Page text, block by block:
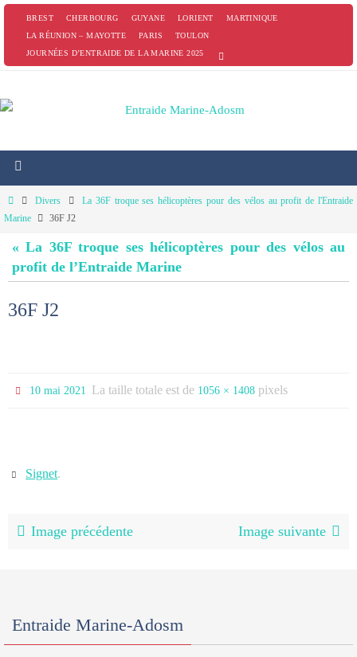
PasserBREST CHERBOURG GUYANE LORIENT
MARTINIQUE
LA RÉUNION – MAYOTTE
PARIS
TOULON
JOURNÉES D’ENTRAIDE DE LA MARINE 2025
HomeDivers
La 36F troque ses hélicoptères pour des vélos au profit de l'Entraide
Marine
36F J2
« La 36F troque ses hélicoptères pour des vélos au
profit de l’Entraide Marine
36F J2
10 mai 2021 La taille totale est de 1056 × 1408 pixels
Signet.
Image précédente Image suivante
Entraide Marine-Adosm